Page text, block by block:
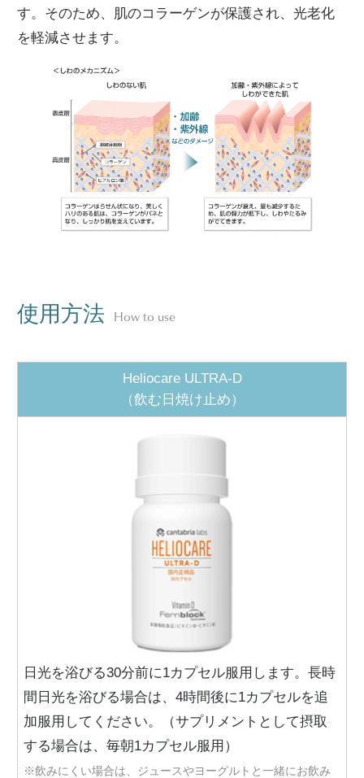
す。そのため、肌のコラーゲンが保護され、光老化
を軽減させます。
使用方法 How to use
Heliocare ULTRA-D
（飲む日焼け止め）
日光を浴びる30分前に1カプセル服用します。長時
間日光を浴びる場合は、4時間後に1カプセルを追
加服用してください。（サプリメントとして摂取
する場合は、毎朝1カプセル服用）
※飲みにくい場合は、ジュースやヨーグルトと一緒にお飲み